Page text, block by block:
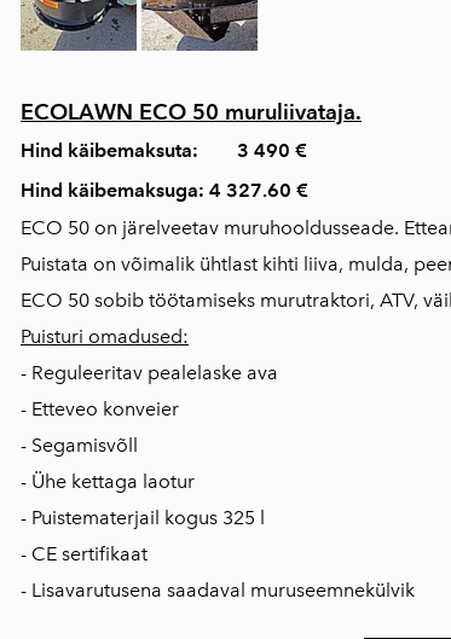
ECOLAWN ECO 50 muruliivataja.
Hind käibemaksuta: 3 490 €
Hind käibemaksuga: 4 327.60 €
ECO 50 on järelveetav muruhooldusseade.
Puistata on võimalik ühtlast kihti liiva, mulda,
ECO 50 sobib töötamiseks murutraktori, ATV,
Puisturi omadused:
- Reguleeritav pealelaske ava
- Etteveo konveier
- Segamisvõll
- Ühe kettaga laotur
- Puistematerjail kogus 325 l
- CE sertifikaat
- Lisavarutusena saadaval muruseemnekülvik